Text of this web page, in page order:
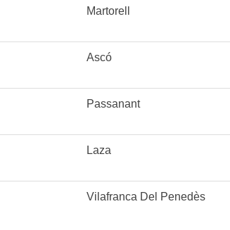
Martorell
Ascó
Passanant
Laza
Vilafranca Del Penedès